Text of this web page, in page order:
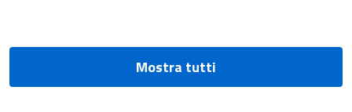
Mostra tutti